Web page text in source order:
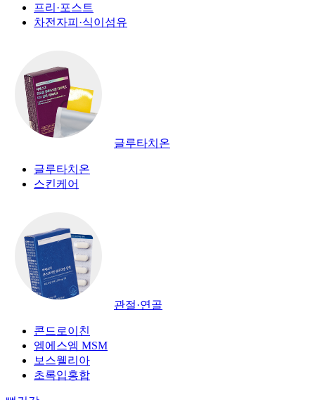
프리·포스트
차전자피·식이섬유
글루타치온
글루타치온
스킨케어
관절·연골
콘드로이친
엠에스엠 MSM
보스웰리아
초록입홍합